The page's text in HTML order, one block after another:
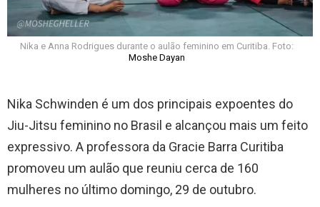
Nika e Anna Rodrigues durante o aulão feminino em Curitiba. Foto:
Moshe Dayan
Nika Schwinden é um dos principais expoentes do
Jiu-Jitsu feminino no Brasil e alcançou mais um feito
expressivo. A professora da Gracie Barra Curitiba
promoveu um aulão que reuniu cerca de 160
mulheres no último domingo, 29 de outubro.